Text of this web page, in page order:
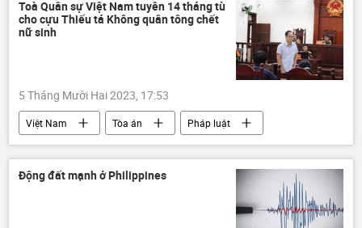
Toà Quân sự Việt Nam tuyên 14 tháng tù
cho cựu Thiếu tá Không quân tông chết
nữ sinh
5 Tháng Mười Hai 2023, 17:53
Việt Nam Tòa án
Pháp luật
Thời sự
cái chết
Động đất mạnh ở Philippines